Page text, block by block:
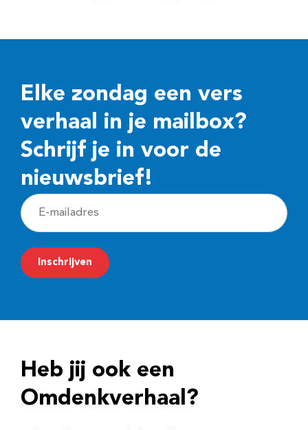
Elke zondag een vers
verhaal in je mailbox?
Schrijf je in voor de
nieuwsbrief!
E
-
m
a
r
e
Inschrijven
Heb jij ook een
Omdenkverhaal?